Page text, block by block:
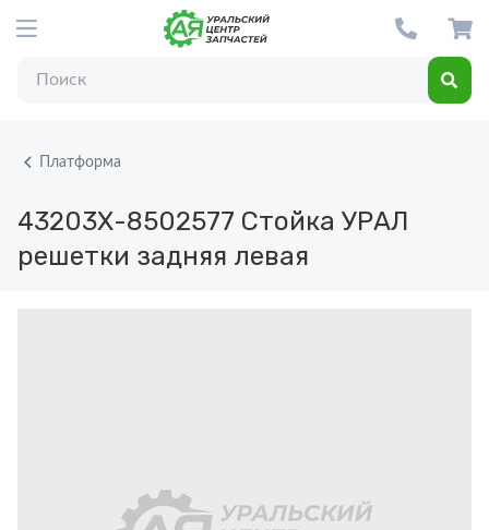
Платформа
43203Х-8502577 Стойка УРАЛ
решетки задняя левая